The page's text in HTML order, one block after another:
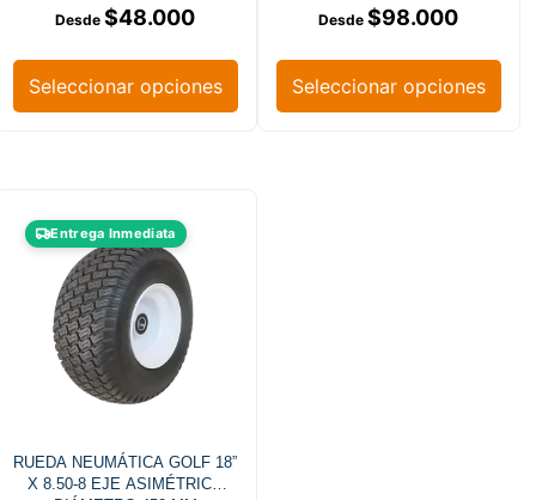
$48.000
Seleccionar opciones
$98.000
Seleccionar opciones
Entrega Inmediata
RUEDA NEUMÁTICA GOLF 18”
X 8.50-8 EJE ASIMÉTRICO